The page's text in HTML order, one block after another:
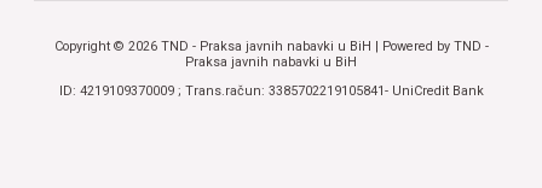
Copyright © 2026 TND - Praksa javnih nabavki u BiH | Powered by TND -
Praksa javnih nabavki u BiH
ID: 4219109370009 ; Trans.račun: 3385702219105841- UniCredit Bank